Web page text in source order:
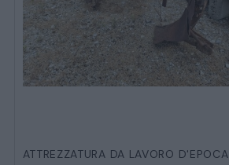
ATTREZZATURA DA LAVORO D'EPOCA